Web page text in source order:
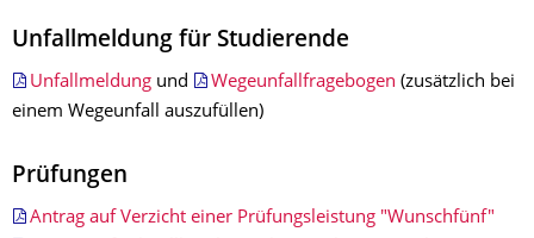
Unfallmeldung für Studierende
Unfallmeldung und Wegeunfallfragebogen (zusätzlich bei
einem Wegeunfall auszufüllen)
Prüfungen
Antrag auf Verzicht einer Prüfungsleistung "Wunschfünf"